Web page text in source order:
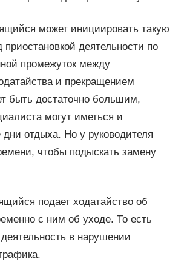
может инициировать такую
приостановкой деятельности по
промежуток между
и прекращением
быть достаточно большим,
могут иметься и
отдыха. Но у руководителя
чтобы подыскать замену
подает ходатайство об
с ним об уходе. То есть
в нарушении